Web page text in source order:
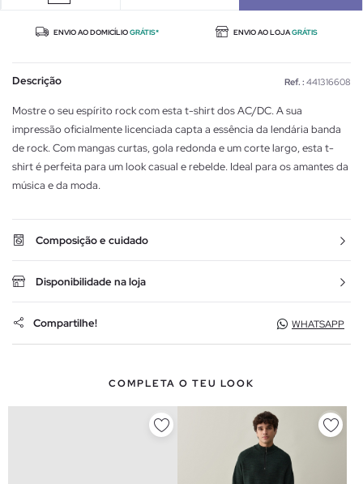
ENVIO AO DOMICÍLIOGRÁTIS* ENVIO AO LOJAGRÁTIS
Descrição Ref. : 441316608
Mostre o seu espírito rock com esta t-shirt dos AC/DC. A sua
impressão oficialmente licenciada capta a essência da lendária banda
de rock. Com mangas curtas, gola redonda e um corte largo, esta t-
shirt é perfeita para um look casual e rebelde. Ideal para os amantes da
música e da moda.
Composição e cuidado
Disponibilidade na loja
Compartilhe! WHATSAPP
COMPLETA O TEU LOOK